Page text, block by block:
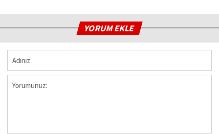
YORUM EKLE